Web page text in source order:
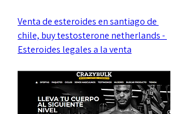
Venta de esteroides en santiago de
chile, buy testosterone netherlands -
Esteroides legales a la venta